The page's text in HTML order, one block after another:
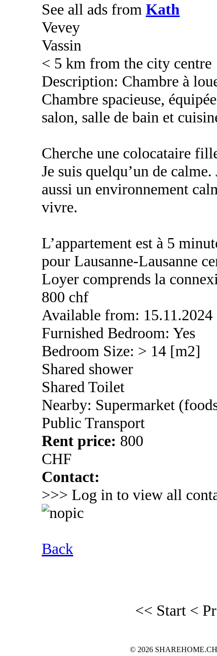
See all ads from Kath
Vevey
Vassin
< 5 km from the city centre
Description: Chambre à
Chambre spacieuse,
salon, salle de bain et
Cherche une colocataire
Je suis quelqu’un de
aussi un environnement
vivre.
L’appartement est à 5
pour Lausanne-Lausanne
Loyer comprends la
800 chf
Available from: 15.11.2024
Furnished Bedroom: Yes
Bedroom Size: > 14 [m2]
Shared shower
Shared Toilet
Nearby: Supermarket
Public Transport
Rent price: 800
CHF
Contact:
>>> Log in to view all
Back
<< Start <
© 2026